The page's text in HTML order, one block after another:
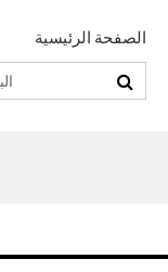
الصفحة الرئيسية